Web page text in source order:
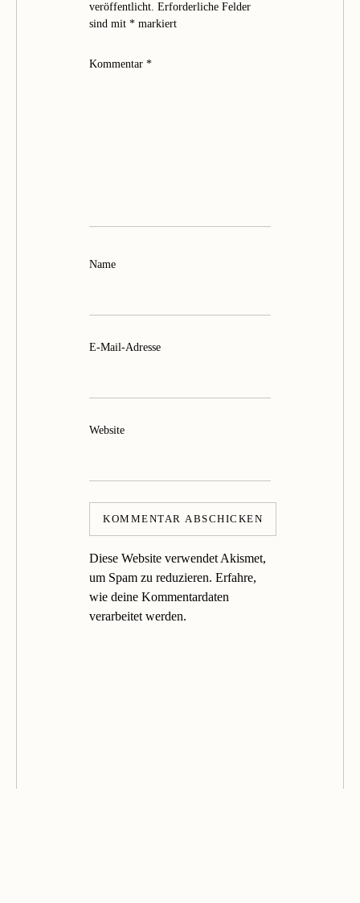
veröffentlicht. Erforderliche Felder
sind mit * markiert
Kommentar *
Name
E-Mail-Adresse
Website
Diese Website verwendet Akismet,
um Spam zu reduzieren. Erfahre,
wie deine Kommentardaten
verarbeitet werden.